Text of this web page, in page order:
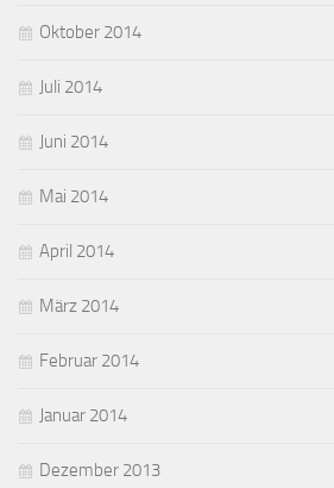
Oktober 2014
Juli 2014
Juni 2014
Mai 2014
April 2014
März 2014
Februar 2014
Januar 2014
Dezember 2013